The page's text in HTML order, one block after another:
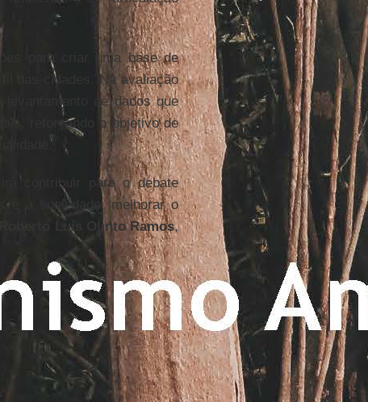
para criar uma base de
das cidades. Na avaliação
de dados que
reforçando o objetivo de
contribuir para o debate
e à sociedade, melhorar o
Roberto Luís Olinto Ramos,